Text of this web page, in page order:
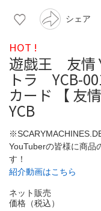
シェア
HOT !
遊戯王 友情
トラ YCB-
カード 【 友
YCB
YouTuberの皆様に商品
す！
紹介動画はこちら
ネット販売
価格（税込）